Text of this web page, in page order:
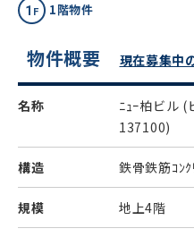
1階物件
物件概要 現在募集中
名称 ﾆｭｰ柏ビル (
137100)
構造 鉄骨鉄筋ｺﾝ
規模 地上4階